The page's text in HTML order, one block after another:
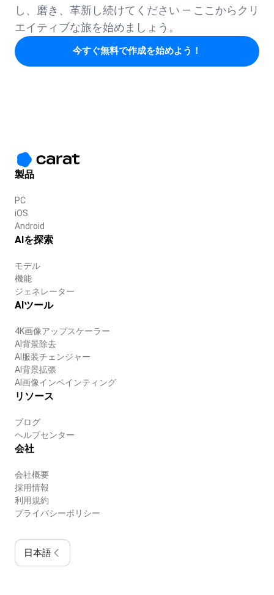
し、磨き、革新し続けてください — ここからクリ
エイティブな旅を始めましょう。
今すぐ無料で作成を始めよう！
製品
PC
iOS
Android
AIを探索
モデル
機能
ジェネレーター
AIツール
4K画像アップスケーラー
AI背景除去
AI服装チェンジャー
AI背景拡張
AI画像インペインティング
リソース
ブログ
ヘルプセンター
会社
会社概要
採用情報
利用規約
プライバシーポリシー
日本語